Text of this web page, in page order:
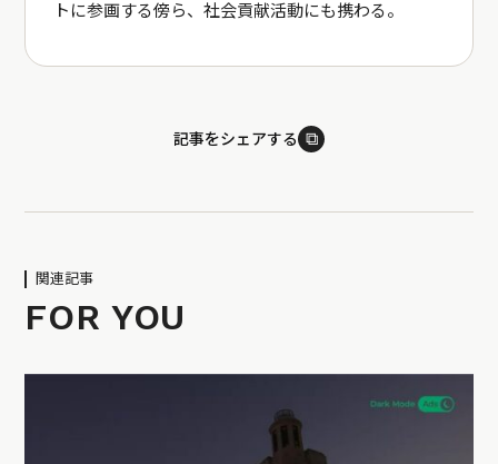
トに参画する傍ら、社会貢献活動にも携わる。
記事をシェアする ⧉
関連記事
FOR YOU